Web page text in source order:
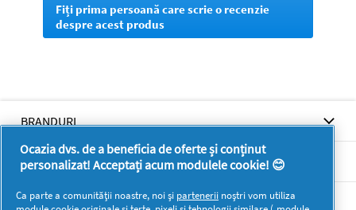
valoare
evaluare
Fiți prima persoană care scrie o recenzie
despre acest produs
Prin
la
pagina
de
BRANDURI
BRANDURI
SUPORT
Ocazia dvs. de a beneficia de oferte și conținut
personalizat! Acceptați acum modulele cookie! 😊
Ca parte a comunității noastre, noi și partenerii noștri vom utiliza